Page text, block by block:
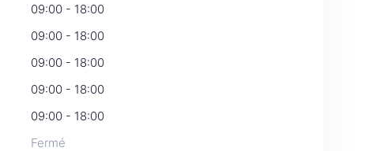
09:00 - 18:00
09:00 - 18:00
09:00 - 18:00
09:00 - 18:00
09:00 - 18:00
Fermé